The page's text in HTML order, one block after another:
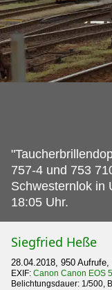
757-4 und 753
Schwesternlok in
18:05 Uhr.
Siegfried Heße
28.04.2018, 950
EXIF: Canon Canon EOS
Belichtungsdauer: 1/500,